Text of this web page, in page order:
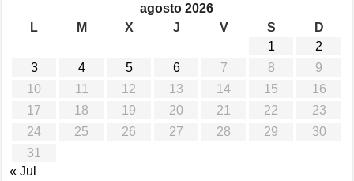
agosto 2026
L
M X J V S
D
1
2
3
4 5 6 7 8
9
10
11 12 13 14 15
16
17
18 19 20 21 22
23
24
25 26 27 28 29
30
31
« Jul